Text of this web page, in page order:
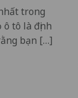
trong
tô là định
bạn […]